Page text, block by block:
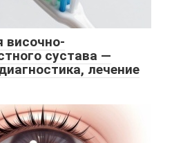
височно-
сустава —
лечение